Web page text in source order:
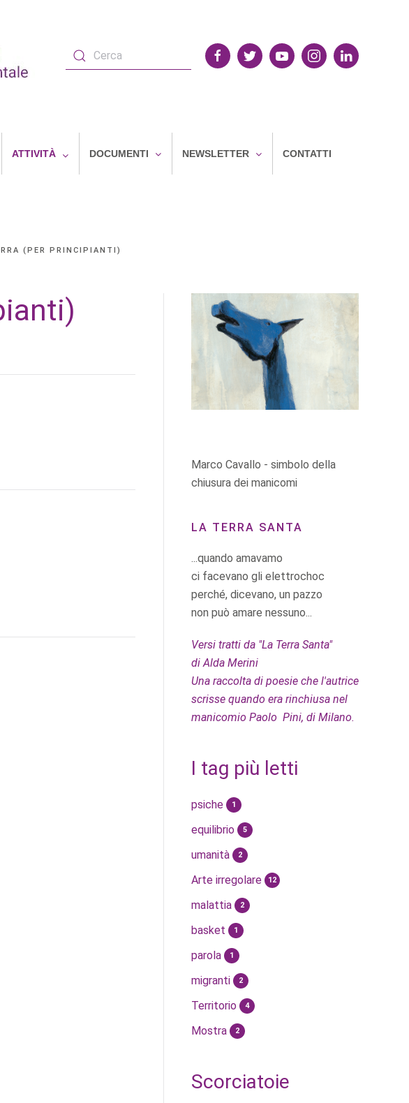
ATTIVITÀ DOCUMENTI NEWSLETTER CONTATTI
(PER PRINCIPIANTI)
Marco Cavallo - simbolo della
chiusura dei manicomi
LA TERRA SANTA
...quando amavamo
ci facevano gli elettrochoc
perché, dicevano, un pazzo
non può amare nessuno...
Versi tratti da "La Terra Santa"
di Alda Merini
Una raccolta di poesie che l'autrice
scrisse quando era rinchiusa nel
manicomio Paolo Pini, di Milano.
I tag più letti
psiche 1
equilibrio 5
umanità 2
Arte irregolare 12
malattia 2
basket 1
parola 1
migranti 2
Territorio 4
Mostra 2
Scorciatoie